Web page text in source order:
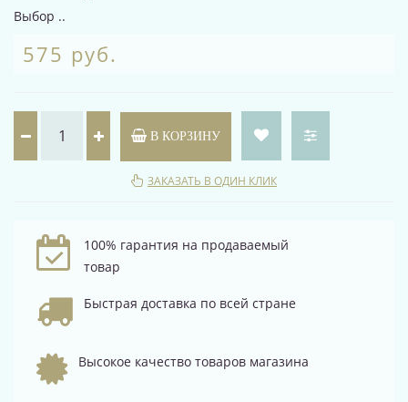
Выбор ..
575 руб.
В КОРЗИНУ
ЗАКАЗАТЬ В ОДИН КЛИК
100% гарантия на продаваемый
товар
Быстрая доставка по всей стране
Высокое качество товаров магазина